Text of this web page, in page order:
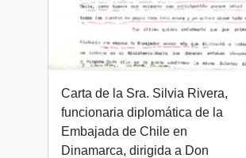
Carta de la Sra. Silvia Rivera,
funcionaria diplomática de la
Embajada de Chile en
Dinamarca, dirigida a Don